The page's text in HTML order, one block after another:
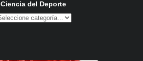
Ciencia del Deporte